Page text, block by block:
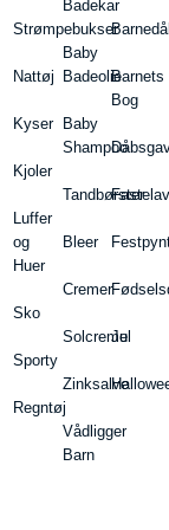
Strømpebukser
Nattøj
Kyser
Kjoler
Luffer
og
Huer
Sko
Sporty
Regntøj
Badekar
Baby
Badeolie
Baby
Shampoo
Tandbørster
Bleer
Cremer
Solcreme
Zinksalve
Vådligger
Barn
Barnets
Bog
Jul